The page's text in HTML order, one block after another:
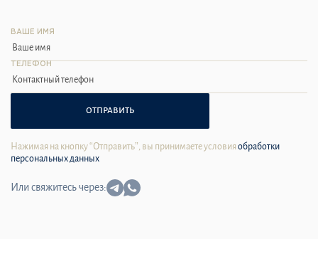
ВАШЕ ИМЯ
ТЕЛЕФОН
ОТПРАВИТЬ
Нажимая на кнопку “Отправить”, вы принимаете условия обработки
персональных данных
Или свяжитесь через: